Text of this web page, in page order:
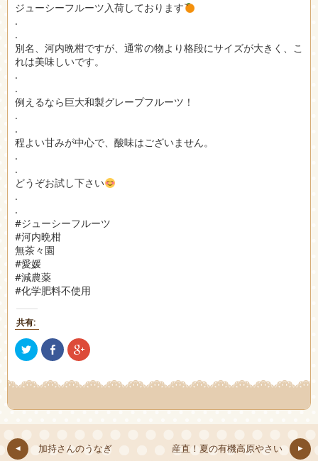
ジューシーフルーツ入荷しております
.
.
別名、河内晩柑ですが、通常の物より格段にサイズが大きく、こ
れは美味しいです。
.
.
例えるなら巨大和製グレープフルーツ！
.
.
程よい甘みが中心で、酸味はございません。
.
.
どうぞお試し下さい
.
.
#ジューシーフルーツ
#河内晩柑
無茶々園
#愛媛
#減農薬
#化学肥料不使用
共有:
ク
リ
し
て
で
し
い
Facebook
で
(新
し
ウ
ン
ウ
で
ク
リ
し
て
で
有
し
い
加持さんのうなぎ 産直！夏の有機高原やさい